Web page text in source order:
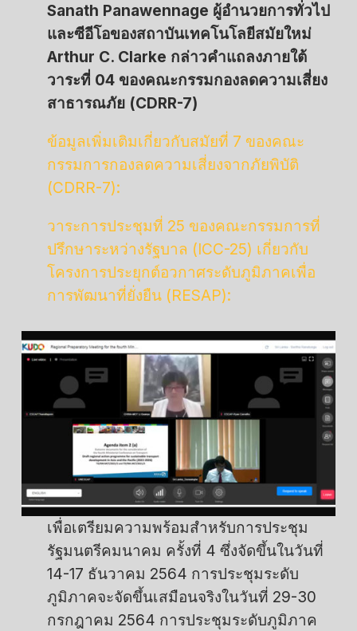
Sanath Panawennage ผู้อำนวยการทั่วไป
และซีอีโอของสถาบันเทคโนโลยีสมัยใหม่
Arthur C. Clarke กล่าวคำแถลงภายใต้
วาระที่ 04 ของคณะกรรมกองลดความเสี่ยง
สาธารณภัย (CDRR-7)
ข้อมูลเพิ่มเติมเกี่ยวกับสมัยที่ 7 ของคณะ
กรรมการกองลดความเสี่ยงจากภัยพิบัติ
(CDRR-7):
วาระการประชุมที่ 25 ของคณะกรรมการที่
ปรึกษาระหว่างรัฐบาล (ICC-25) เกี่ยวกับ
โครงการประยุกต์อวกาศระดับภูมิภาคเพื่อ
การพัฒนาที่ยั่งยืน (RESAP):
เพื่อเตรียมความพร้อมสำหรับการประชุม
รัฐมนตรีคมนาคม ครั้งที่ 4 ซึ่งจัดขึ้นในวันที่
14-17 ธันวาคม 2564 การประชุมระดับ
ภูมิภาคจะจัดขึ้นเสมือนจริงในวันที่ 29-30
กรกฎาคม 2564 การประชุมระดับภูมิภาค